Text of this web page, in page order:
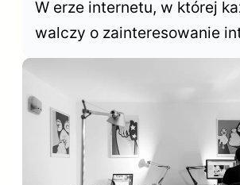
W erze internetu, w której
walczy o zainteresowanie
sukces opiera się na
witryny. W tym kontekście,
optymalizacja dla
często określana skrótem